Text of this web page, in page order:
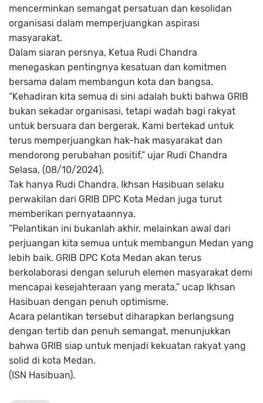
mencerminkan semangat persatuan dan kesolidan
organisasi dalam memperjuangkan aspirasi
masyarakat.
Dalam siaran persnya, Ketua Rudi Chandra
menegaskan pentingnya kesatuan dan komitmen
bersama dalam membangun kota dan bangsa.
“Kehadiran kita semua di sini adalah bukti bahwa GRIB
bukan sekadar organisasi, tetapi wadah bagi rakyat
untuk bersuara dan bergerak. Kami bertekad untuk
terus memperjuangkan hak-hak masyarakat dan
mendorong perubahan positif,” ujar Rudi Chandra
Selasa, (08/10/2024).
Tak hanya Rudi Chandra, Ikhsan Hasibuan selaku
perwakilan dari GRIB DPC Kota Medan juga turut
memberikan pernyataannya.
“Pelantikan ini bukanlah akhir, melainkan awal dari
perjuangan kita semua untuk membangun Medan yang
lebih baik. GRIB DPC Kota Medan akan terus
berkolaborasi dengan seluruh elemen masyarakat demi
mencapai kesejahteraan yang merata,” ucap Ikhsan
Hasibuan dengan penuh optimisme.
Acara pelantikan tersebut diharapkan berlangsung
dengan tertib dan penuh semangat, menunjukkan
bahwa GRIB siap untuk menjadi kekuatan rakyat yang
solid di kota Medan.
(ISN Hasibuan).